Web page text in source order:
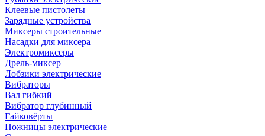
Клеевые пистолеты
Зарядные устройства
Миксеры строительные
Насадки для миксера
Электромиксеры
Дрель-миксер
Лобзики электрические
Вибраторы
Вал гибкий
Вибратор глубинный
Гайковёрты
Ножницы электрические